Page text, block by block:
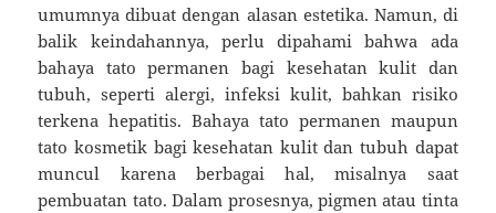
umumnya dibuat dengan alasan estetika. Namun, di
balik keindahannya, perlu dipahami bahwa ada
bahaya tato permanen bagi kesehatan kulit dan
tubuh, seperti alergi, infeksi kulit, bahkan risiko
terkena hepatitis. Bahaya tato permanen maupun
tato kosmetik bagi kesehatan kulit dan tubuh dapat
muncul karena berbagai hal, misalnya saat
pembuatan tato. Dalam prosesnya, pigmen atau tinta